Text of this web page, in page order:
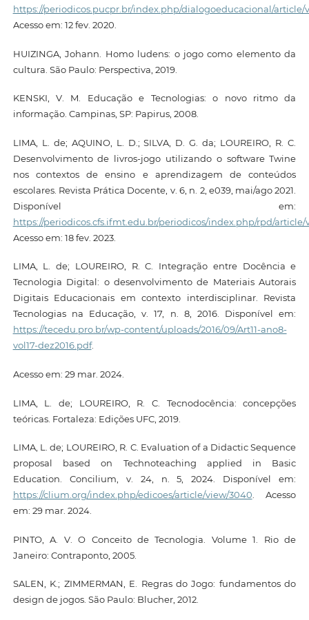
https://periodicos.pucpr.br/index.php/dialogoeducacional/article/
Acesso em: 12 fev. 2020.
HUIZINGA, Johann. Homo ludens: o jogo como elemento da
cultura. São Paulo: Perspectiva, 2019.
KENSKI, V. M. Educação e Tecnologias: o novo ritmo da
informação. Campinas, SP: Papirus, 2008.
LIMA, L. de; AQUINO, L. D.; SILVA, D. G. da; LOUREIRO, R. C.
Desenvolvimento de livros-jogo utilizando o software Twine
nos contextos de ensino e aprendizagem de conteúdos
escolares. Revista Prática Docente, v. 6, n. 2, e039, mai/ago 2021.
Disponível em:
https://periodicos.cfs.ifmt.edu.br/periodicos/index.php/rpd/article/
Acesso em: 18 fev. 2023.
LIMA, L. de; LOUREIRO, R. C. Integração entre Docência e
Tecnologia Digital: o desenvolvimento de Materiais Autorais
Digitais Educacionais em contexto interdisciplinar. Revista
Tecnologias na Educação, v. 17, n. 8, 2016. Disponível em:
https://tecedu.pro.br/wp-content/uploads/2016/09/Art11-ano8-
vol17-dez2016.pdf.
Acesso em: 29 mar. 2024.
LIMA, L. de; LOUREIRO, R. C. Tecnodocência: concepções
teóricas. Fortaleza: Edições UFC, 2019.
LIMA, L. de; LOUREIRO, R. C. Evaluation of a Didactic Sequence
proposal based on Technoteaching applied in Basic
Education. Concilium, v. 24, n. 5, 2024. Disponível em:
https://clium.org/index.php/edicoes/article/view/3040 . Acesso
em: 29 mar. 2024.
PINTO, A. V. O Conceito de Tecnologia. Volume 1. Rio de
Janeiro: Contraponto, 2005.
SALEN, K.; ZIMMERMAN, E. Regras do Jogo: fundamentos do
design de jogos. São Paulo: Blucher, 2012.